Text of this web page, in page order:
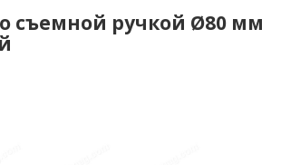
съемной ручкой Ø80 мм